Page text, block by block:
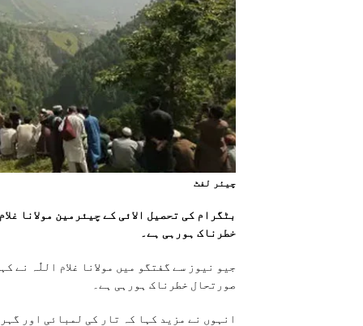
چیئر لفٹ
بٹگرام کی تحصیل الائی کے چیئرمین مولانا
خطرناک ہورہی ہے۔
جیو نیوز سے گفتگو میں مولانا غلام اللّٰہ نے
صورتحال خطرناک ہورہی ہے۔
انہوں نے مزید کہا کہ تار کی لمبائی اور